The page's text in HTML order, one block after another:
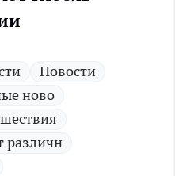
Новости
ново
различн